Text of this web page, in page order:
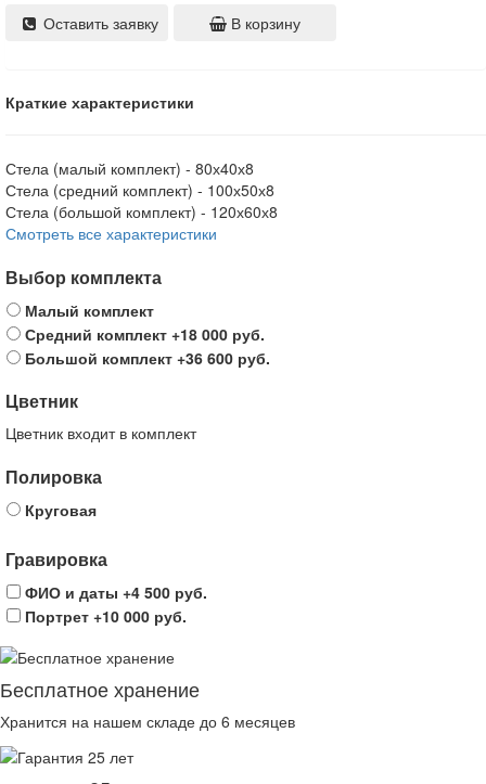
Оставить заявку В корзину
Краткие характеристики
Стела (малый комплект) - 80х40х8
Стела (средний комплект) - 100х50х8
Стела (большой комплект) - 120х60х8
Смотреть все характеристики
Выбор комплекта
Малый комплект
Средний комплект +18 000 руб.
Большой комплект +36 600 руб.
Цветник
Цветник входит в комплект
Полировка
Круговая
Гравировка
ФИО и даты +4 500 руб.
Портрет +10 000 руб.
Бесплатное хранение
Хранится на нашем складе до 6 месяцев